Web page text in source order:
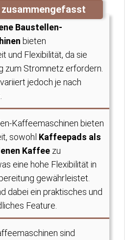
Baustellen-
bieten
und Flexibilität, da sie
zum Stromnetz erfordern.
jedoch je nach
Kaffeemaschinen bieten
sowohl Kaffeepads als
Kaffee zu
eine hohe Flexibilität in
gewährleistet.
dabei ein praktisches und
Feature.
sind